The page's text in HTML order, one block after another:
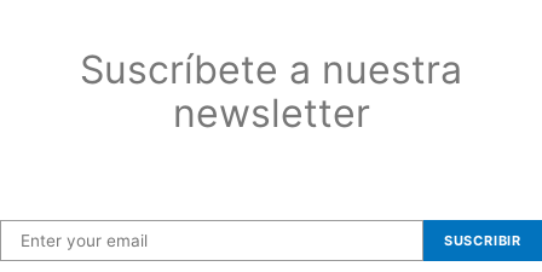
Suscríbete a nuestra
newsletter
SUSCRIBIR